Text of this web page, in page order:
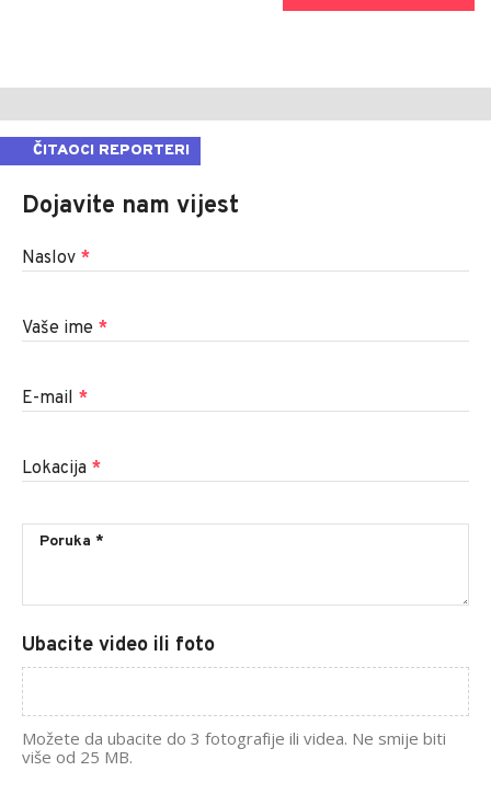
ČITAOCI REPORTERI
Dojavite nam vijest
Naslov *
Vaše ime *
E-mail *
Lokacija *
Ubacite video ili foto
Možete da ubacite do 3 fotografije ili videa. Ne smije biti
više od 25 MB.